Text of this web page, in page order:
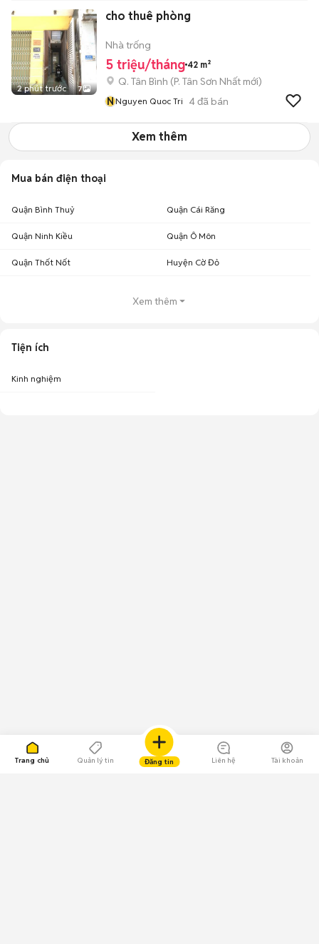
Trang chủ Quản lý tin Đăng tin Liên hệ Tài khoản
2 phút trước 7
cho thuê phòng
Nhà trống
5 triệu/tháng 42 m²
Q. Tân Bình (P. Tân Sơn Nhất mới)
NNguyen Quoc Tri 4đã bán
Xem thêm
Mua bán điện thoại
Quận Bình Thuỷ Quận Cái Răng
Quận Ninh Kiều Quận Ô Môn
Quận Thốt Nốt Huyện Cờ Đỏ
Xem thêm
Tiện ích
Kinh nghiệm